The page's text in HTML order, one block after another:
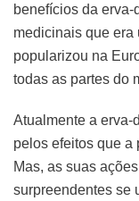
benefícios da
medicinais que era
popularizou na
todas as partes do
Atualmente a erva-
pelos efeitos que a
Mas, as suas
surpreendentes se